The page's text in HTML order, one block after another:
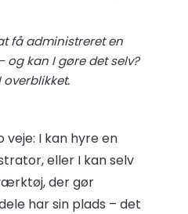
få administreret en
kan I gøre det selv?
overblikket.
I kan hyre en
eller I kan selv
der gør
har sin plads – det